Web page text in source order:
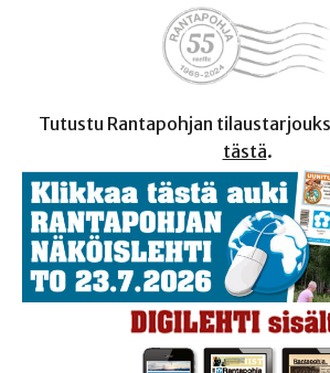
Tutustu Rantapohjan
tästä.